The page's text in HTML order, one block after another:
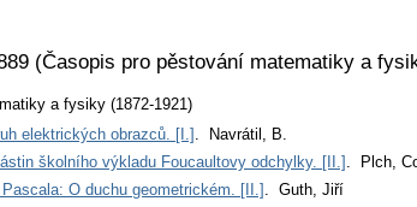
(Časopis pro pěstování matematiky a
a fysiky (1872-1921)
elektrických obrazců. [I.] . Navrátil, B.
školního výkladu Foucaultovy odchylky. [II.] . Plch,
Pascala: O duchu geometrickém. [II.] . Guth, Jiří